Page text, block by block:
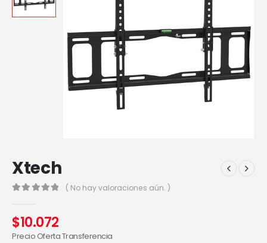
Xtech
( No hay valoraciones aún. )
$10.072
Precio Oferta Transferencia